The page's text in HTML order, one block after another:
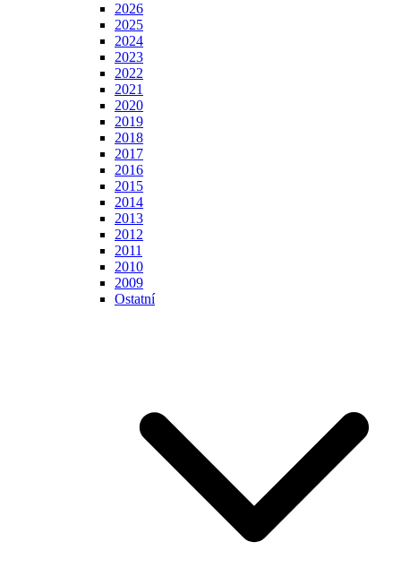
2026
2025
2024
2023
2022
2021
2020
2019
2018
2017
2016
2015
2014
2013
2012
2011
2010
2009
Ostatní